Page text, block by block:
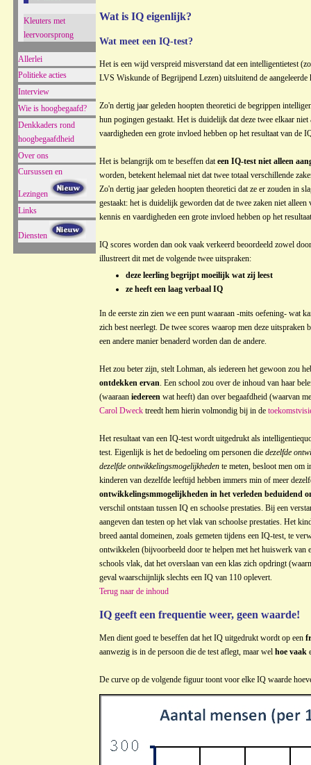
Kleuters met
leervoorsprong
Allerlei
Politieke acties
Interview
Wie is hoogbegaafd?
Denkkaders rond
hoogbegaafdheid
Over ons
Cursussen en
Lezingen
Links
Diensten
Wat is IQ eigenlijk?
Wat meet een IQ-test?
Het is een wijd verspreid misverstand dat een intelligentietest
LVS Wiskunde of Begrijpend Lezen) uitsluitend de aangeleerde
Zo'n dertig jaar geleden hoopten theoretici de begrippen
hun pogingen gestaakt. Het is duidelijk dat deze twee elkaar
vaardigheden een grote invloed hebben op het resultaat van de
Het is belangrijk om te beseffen dateen IQ-test niet alleen
worden, betekent helemaal niet dat twee totaal verschillende
Zo'n dertig jaar geleden hoopten theoretici dat ze er zouden in
gestaakt: het is duidelijk geworden dat de twee zaken niet
kennis en vaardigheden een grote invloed hebben op het
IQ scores worden dan ook vaak verkeerd beoordeeld zowel
illustreert dit met de volgende twee uitspraken:
deze leerling begrijpt moeilijk wat zij leest
ze heeft een laag verbaal IQ
In de eerste zin zien we een punt waaraan -mits oefening- wat
zich best neerlegt. De twee scores waarop men deze uitspraken
een andere manier benaderd worden dan de andere.
Het zou beter zijn, stelt Lohman, als iedereen het gewoon zou
ontdekken ervan. Een school zou over de inhoud van haar
(waaraan iedereen wat heeft) dan over begaafdheid (waarvan
Carol Dweck treedt hem hierin volmondig bij in de
Het resultaat van een IQ-test wordt uitgedrukt als
test. Eigenlijk is het de bedoeling om personen die dezelfde
dezelfde ontwikkelingsmogelijkheden te meten, besloot men om
kinderen van dezelfde leeftijd hebben immers min of meer
ontwikkelingsmmogelijkheden in het verleden beduidend
verschil ontstaan tussen IQ en schoolse prestaties. Bij een
aangeven dan testen op het vlak van schoolse prestaties. Het
breed aantal domeinen, zoals gemeten tijdens een IQ-test, te
ontwikkelen (bijvoorbeeld door te helpen met het huiswerk van
schools vlak, dat het overslaan van een klas zich opdringt
geval waarschijnlijk slechts een IQ van 110 oplevert.
Terug naar de inhoud
IQ geeft een frequentie weer, geen waarde!
Men dient goed te beseffen dat het IQ uitgedrukt wordt op een
aanwezig is in de persoon die de test aflegt, maar wel hoe vaak
De curve op de volgende figuur toont voor elke IQ waarde